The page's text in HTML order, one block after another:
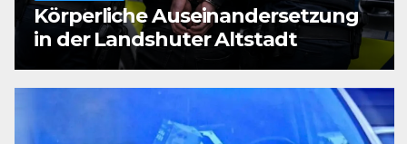
Körperliche Auseinandersetzung
in der Landshuter Altstadt